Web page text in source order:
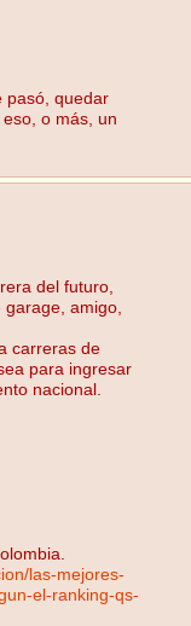
pasó, quedar
o más, un
del futuro,
amigo,
carreras de
para ingresar
nacional.
las-mejores-
el-ranking-qs-